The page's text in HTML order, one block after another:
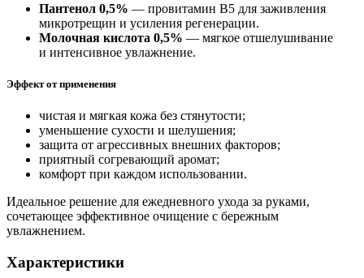
Пантенол 0,5% — провитамин B5 для заживления
микротрещин и усиления регенерации.
Молочная кислота 0,5% — мягкое отшелушивание
и интенсивное увлажнение.
Эффект от применения
чистая и мягкая кожа без стянутости;
уменьшение сухости и шелушения;
защита от агрессивных внешних факторов;
приятный согревающий аромат;
комфорт при каждом использовании.
Идеальное решение для ежедневного ухода за руками,
сочетающее эффективное очищение с бережным
увлажнением.
Характеристики